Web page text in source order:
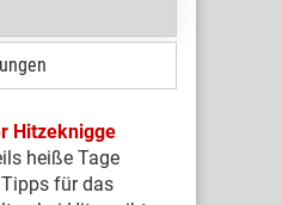
Hitzeknigge
heiße Tage
für das